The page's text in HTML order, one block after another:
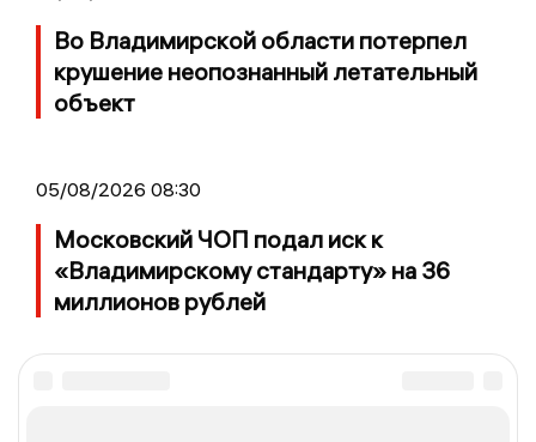
Во Владимирской области потерпел
крушение неопознанный летательный
объект
05/08/2026 08:30
Московский ЧОП подал иск к
«Владимирскому стандарту» на 36
миллионов рублей